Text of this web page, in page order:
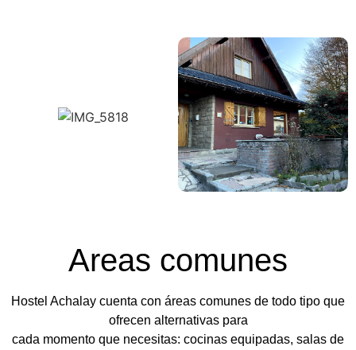
Areas comunes
Hostel Achalay cuenta con áreas comunes de todo tipo que
ofrecen alternativas para
cada momento que necesitas: cocinas equipadas, salas de